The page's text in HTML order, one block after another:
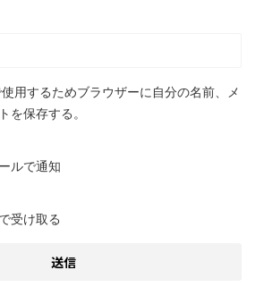
用するためブラウザーに自分の名前、メ
を保存する。
ルで通知
受け取る